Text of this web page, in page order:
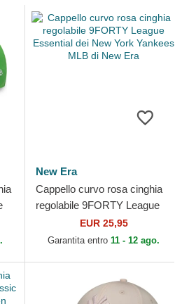
New Era
Cappello curvo rosa cinghia
regolabile 9FORTY League
Essential dei New York
Yankees MLB di New Era
EUR 25,95
Garantita entro 11 - 12 ago.